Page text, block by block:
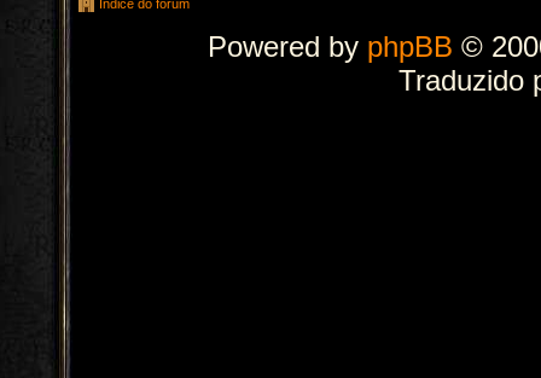
Índice do fórum
Powered by phpBB ©
Traduzido